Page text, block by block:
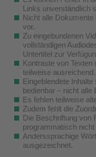
Links unverständlich
Nicht alle Dokumente
vor.
Zu eingebundenen
vollständigen
Untertitel zur
Kontraste von Texten
teilweise ausreichend.
Eingeblendete
bedienbar – nicht alle
Es fehlen teilweise
Zudem fehlt die
Die Beschriftung von
programmatisch nicht
Anderssprachige
ausgezeichnet.